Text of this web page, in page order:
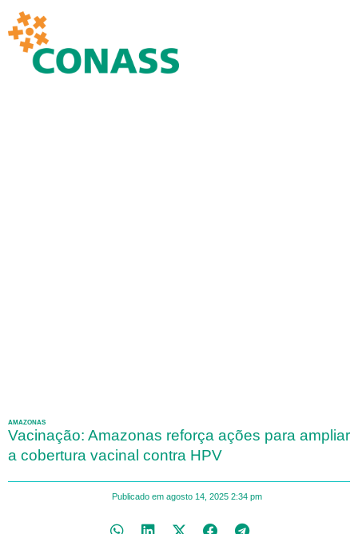
AMAZONAS
Vacinação: Amazonas reforça ações para ampliar
a cobertura vacinal contra HPV
Publicado em agosto 14, 2025 2:34 pm